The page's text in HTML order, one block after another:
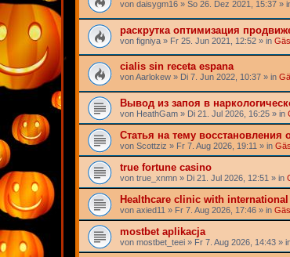
von daisygm16 » So 26. Dez 2021, 15:37 »
раскрутка оптимизация
von figniya » Fr 25. Jun 2021, 12:52 » in
cialis sin receta espana
vonAarlokew » Di 7. Jun 2022, 10:37 » in
Вывод из запоя в
von HeathGam » Di 21. Jul 2026, 16:25 » in
Статья на тему восстановления
von Scottziz » Fr 7. Aug 2026, 19:11 » in
true fortune casino
von true_xnmn » Di 21. Jul 2026, 12:51 » in
Healthcare clinic with
von axied11 » Fr 7. Aug 2026, 17:46 » in
mostbet aplikacja
von mostbet_teei » Fr 7. Aug 2026, 14:43 »